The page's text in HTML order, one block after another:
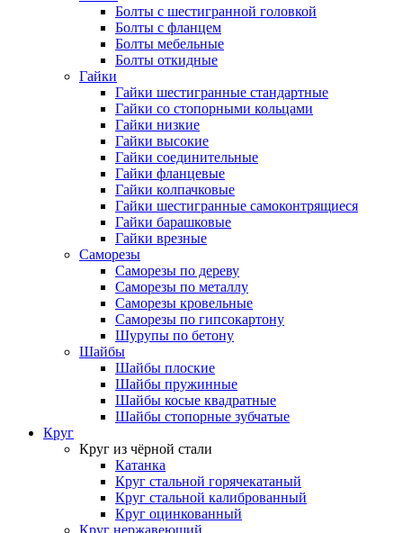
Болты с шестигранной головкой
Болты с фланцем
Болты мебельные
Болты откидные
Гайки
Гайки шестигранные стандартные
Гайки со стопорными кольцами
Гайки низкие
Гайки высокие
Гайки соединительные
Гайки фланцевые
Гайки колпачковые
Гайки шестигранные самоконтрящиеся
Гайки барашковые
Гайки врезные
Саморезы
Саморезы по дереву
Саморезы по металлу
Саморезы кровельные
Саморезы по гипсокартону
Шурупы по бетону
Шайбы
Шайбы плоские
Шайбы пружинные
Шайбы косые квадратные
Шайбы стопорные зубчатые
Круг
Круг из чёрной стали
Катанка
Круг стальной горячекатаный
Круг стальной калиброванный
Круг оцинкованный
Круг нержавеющий